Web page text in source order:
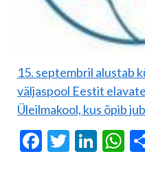
15. septembril alustab
väljaspool Eestit
Üleilmakool, kus õpib
Facebook
Twitter